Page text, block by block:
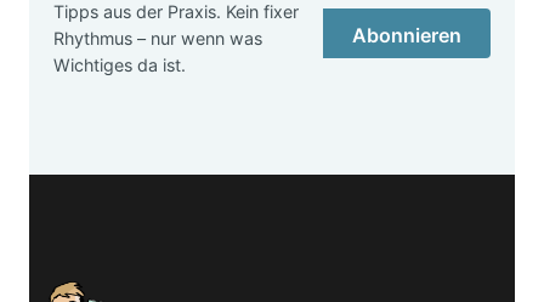
Tipps aus der Praxis. Kein fixer
Rhythmus – nur wenn was
Wichtiges da ist.
Abonnieren